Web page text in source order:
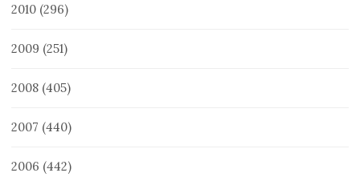
2010 (296)
2009 (251)
2008 (405)
2007 (440)
2006 (442)